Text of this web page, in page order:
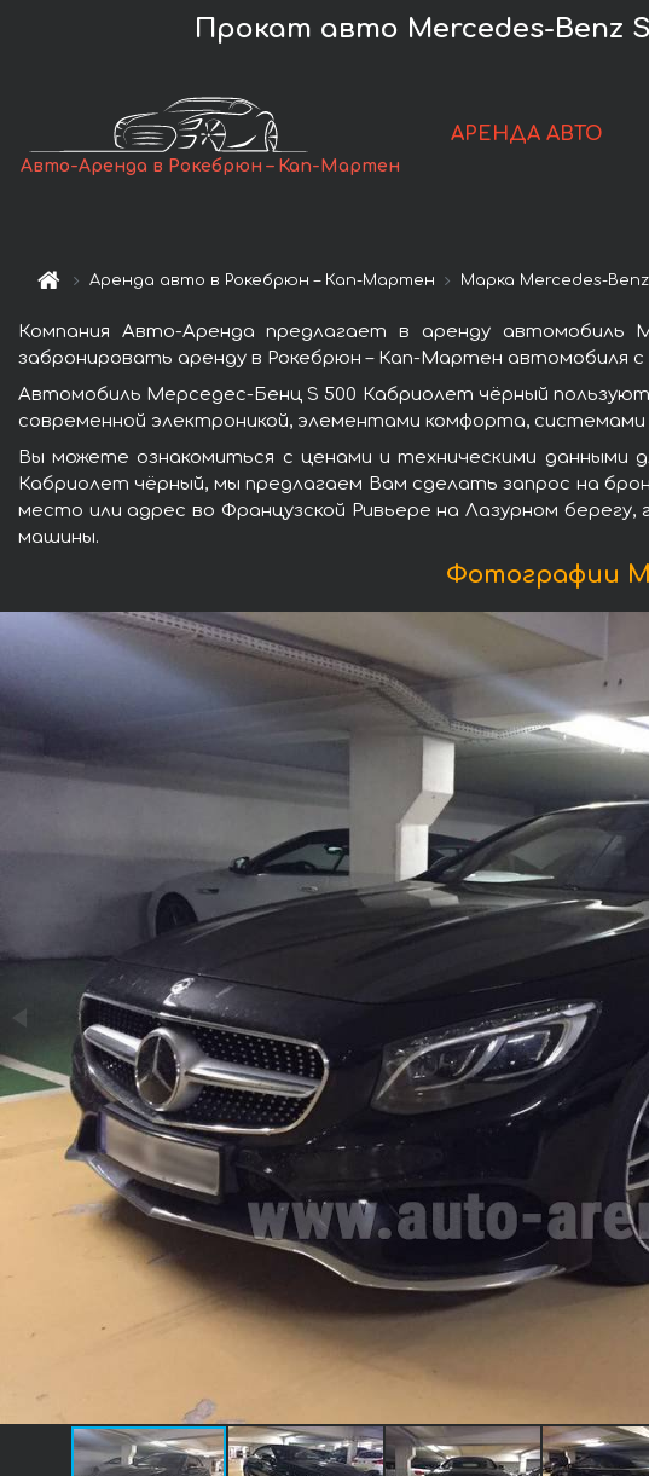
Прокат авто Mercedes-Benz
Авто-Аренда в Рокебрюн – Кап-Мартен
АРЕНДА АВТО
Аренда авто в Рокебрюн – Кап-Мартен Марка Mercedes-Benz
Компания Авто-Аренда предлагает в аренду
забронировать аренду в Рокебрюн – Кап-Мартен автомобиля
Автомобиль Мерседес-Бенц S 500 Кабриолет чёрный
современной электроникой, элементами комфорта,
Вы можете ознакомиться с ценами и техническими
Кабриолет чёрный, мы предлагаем Вам сделать запрос на
место или адрес во Французской Ривьере на Лазурном
машины.
Фотографии